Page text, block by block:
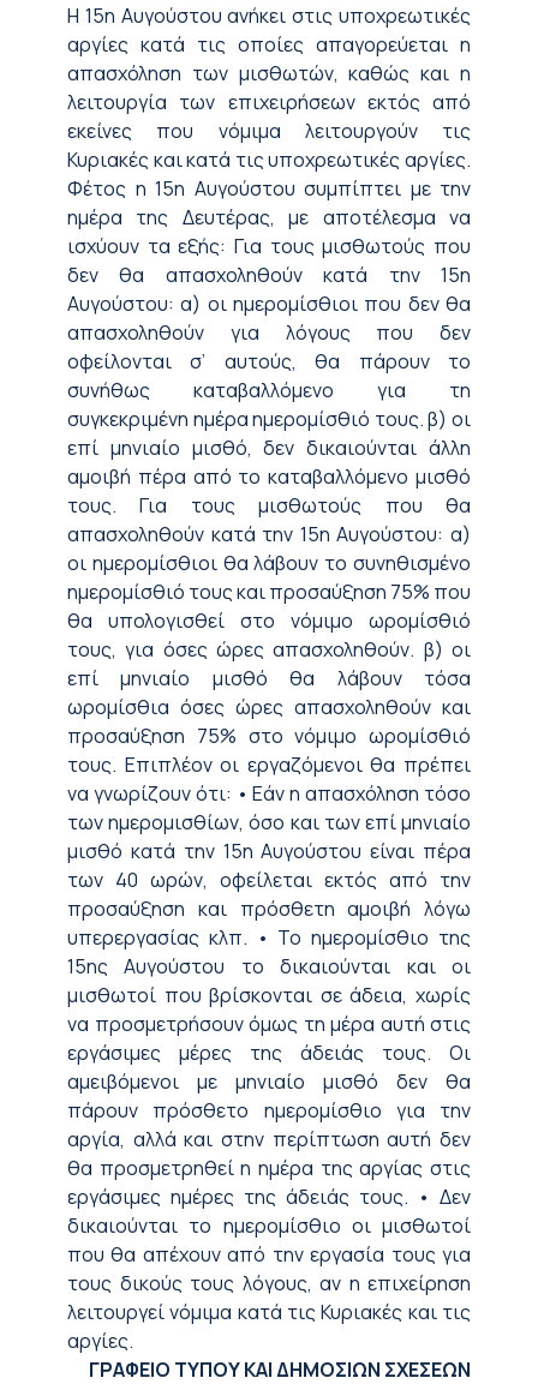
Η 15η Αυγούστου ανήκει στις υποχρεωτικές
αργίες κατά τις οποίες απαγορεύεται η
απασχόληση των μισθωτών, καθώς και η
λειτουργία των επιχειρήσεων εκτός από
εκείνες που νόμιμα λειτουργούν τις
Κυριακές και κατά τις υποχρεωτικές αργίες.
Φέτος η 15η Αυγούστου συμπίπτει με την
ημέρα της Δευτέρας, με αποτέλεσμα να
ισχύουν τα εξής: Για τους μισθωτούς που
δεν θα απασχοληθούν κατά την 15η
Αυγούστου: α) οι ημερομίσθιοι που δεν θα
απασχοληθούν για λόγους που δεν
οφείλονται σ’ αυτούς, θα πάρουν το
συνήθως καταβαλλόμενο για τη
συγκεκριμένη ημέρα ημερομίσθιό τους. β) οι
επί μηνιαίο μισθό, δεν δικαιούνται άλλη
αμοιβή πέρα από το καταβαλλόμενο μισθό
τους. Για τους μισθωτούς που θα
απασχοληθούν κατά την 15η Αυγούστου: α)
οι ημερομίσθιοι θα λάβουν το συνηθισμένο
ημερομίσθιό τους και προσαύξηση 75% που
θα υπολογισθεί στο νόμιμο ωρομίσθιό
τους,για όσες ώρες απασχοληθούν. β) οι
επί μηνιαίο μισθό θα λάβουν τόσα
ωρομίσθια όσες ώρες απασχοληθούν και
προσαύξηση 75% στο νόμιμο ωρομίσθιό
τους. Επιπλέον οι εργαζόμενοι θα πρέπει
να γνωρίζουν ότι: • Εάν η απασχόληση τόσο
των ημερομισθίων, όσο και των επί μηνιαίο
μισθό κατά την 15η Αυγούστου είναι πέρα
των 40 ωρών, οφείλεται εκτός από την
προσαύξηση και πρόσθετη αμοιβή λόγω
υπερεργασίας κλπ. • Το ημερομίσθιο της
15ης Αυγούστου το δικαιούνται και οι
μισθωτοί που βρίσκονται σε άδεια, χωρίς
να προσμετρήσουν όμως τη μέρα αυτή στις
εργάσιμες μέρες της άδειάς τους. Οι
αμειβόμενοι με μηνιαίο μισθό δεν θα
πάρουν πρόσθετο ημερομίσθιο για την
αργία, αλλά και στην περίπτωση αυτή δεν
θα προσμετρηθεί η ημέρα της αργίας στις
εργάσιμες ημέρες της άδειάς τους. • Δεν
δικαιούνται το ημερομίσθιο οι μισθωτοί
που θα απέχουν από την εργασία τους για
τους δικούς τους λόγους, αν η επιχείρηση
λειτουργεί νόμιμα κατά τις Κυριακές και τις
αργίες.
ΓΡΑΦΕΙΟ ΤΥΠΟΥ ΚΑΙ ΔΗΜΟΣΙΩΝ ΣΧΕΣΕΩΝ